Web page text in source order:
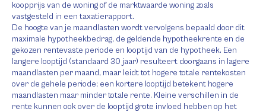
koopprijs van de woning of de marktwaarde woning zoals
vastgesteld in een taxatierapport.
De hoogte van je maandlasten wordt vervolgens bepaald door dit
maximale hypotheekbedrag, de geldende hypotheekrente en de
gekozen rentevaste periode en looptijd van de hypotheek. Een
langere looptijd (standaard 30 jaar) resulteert doorgaans in lagere
maandlasten per maand, maar leidt tot hogere totale rentekosten
over de gehele periode; een kortere looptijd betekent hogere
maandlasten maar minder totale rente. Kleine verschillen in de
rente kunnen ook over de looptijd grote invloed hebben op het